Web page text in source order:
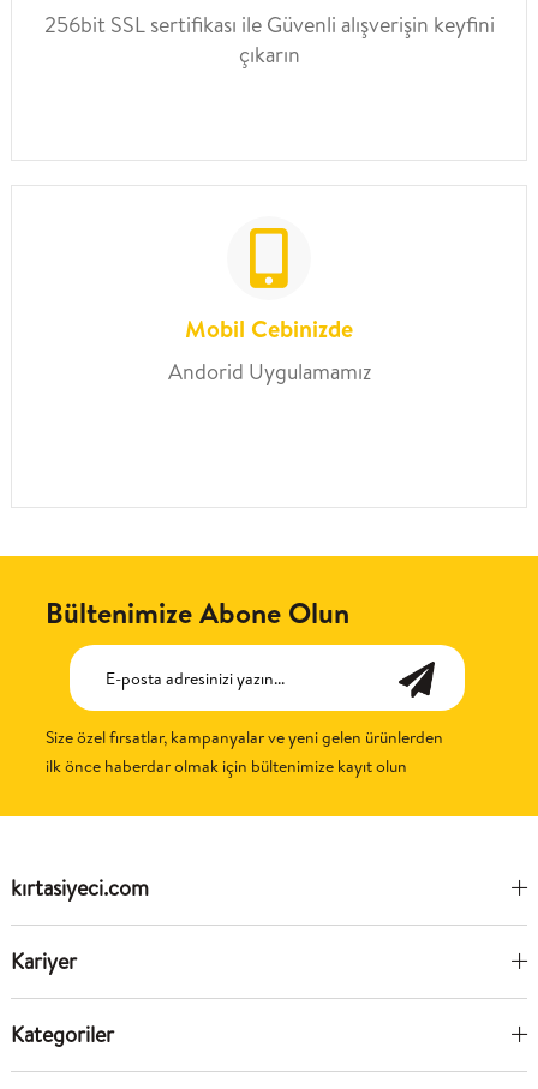
256bit SSL sertifikası ile Güvenli alışverişin keyfini
çıkarın
Mobil Cebinizde
Andorid Uygulamamız
Bültenimize Abone Olun
Size özel fırsatlar, kampanyalar ve yeni gelen ürünlerden
ilk önce haberdar olmak için bültenimize kayıt olun
kırtasiyeci.com
Kariyer
Kategoriler